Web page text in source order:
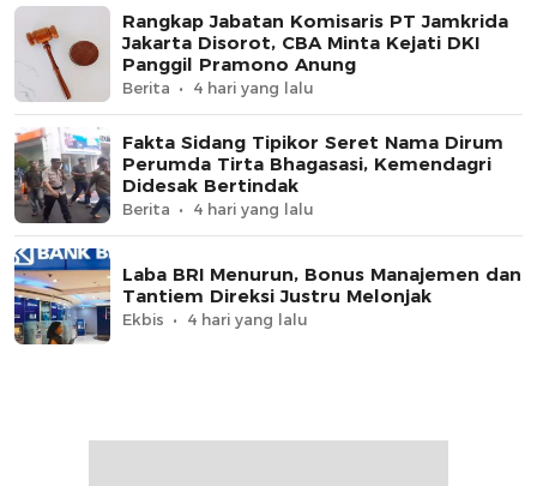
Rangkap Jabatan Komisaris PT Jamkrida
Jakarta Disorot, CBA Minta Kejati DKI
Panggil Pramono Anung
Berita 4 hari yang lalu
Fakta Sidang Tipikor Seret Nama Dirum
Perumda Tirta Bhagasasi, Kemendagri
Didesak Bertindak
Berita 4 hari yang lalu
Laba BRI Menurun, Bonus Manajemen dan
Tantiem Direksi Justru Melonjak
Ekbis 4 hari yang lalu